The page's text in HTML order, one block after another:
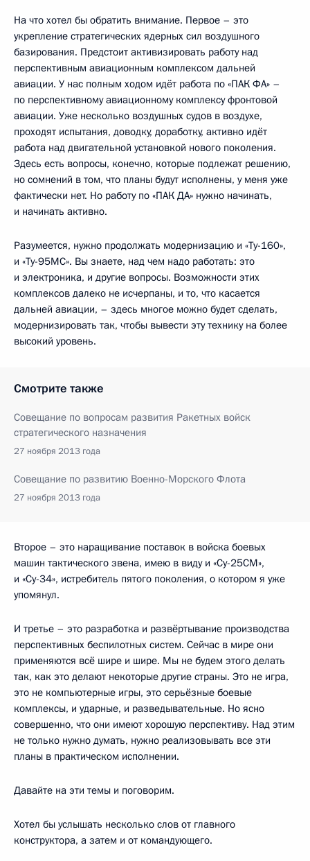
На что хотел бы обратить внимание. Первое – это
укрепление стратегических ядерных сил воздушного
базирования. Предстоит активизировать работу над
перспективным авиационным комплексом дальней
авиации. У нас полным ходом идёт работа по «ПАК ФА» –
по перспективному авиационному комплексу фронтовой
авиации. Уже несколько воздушных судов в воздухе,
проходят испытания, доводку, доработку, активно идёт
работа над двигательной установкой нового поколения.
Здесь есть вопросы, конечно, которые подлежат решению,
но сомнений в том, что планы будут исполнены, у меня уже
фактически нет. Но работу по «ПАК ДА» нужно начинать,
и начинать активно.
Разумеется, нужно продолжать модернизацию и «Ту-160»,
и «Ту-95МС». Вы знаете, над чем надо работать: это
и электроника, и другие вопросы. Возможности этих
комплексов далеко не исчерпаны, и то, что касается
дальней авиации, – здесь многое можно будет сделать,
модернизировать так, чтобы вывести эту технику на более
высокий уровень.
Смотрите также
Совещание по вопросам развития Ракетных войск
стратегического назначения
27 ноября 2013 года
Совещание по развитию Военно-Морского Флота
27 ноября 2013 года
Второе – это наращивание поставок в войска боевых
машин тактического звена, имею в виду и «Су-25СМ»,
и «Су-34», истребитель пятого поколения, о котором я уже
упомянул.
И третье – это разработка и развёртывание производства
перспективных беспилотных систем. Сейчас в мире они
применяются всё шире и шире. Мы не будем этого делать
так, как это делают некоторые другие страны. Это не игра,
это не компьютерные игры, это серьёзные боевые
комплексы, и ударные, и разведывательные. Но ясно
совершенно, что они имеют хорошую перспективу. Над этим
не только нужно думать, нужно реализовывать все эти
планы в практическом исполнении.
Давайте на эти темы и поговорим.
Хотел бы услышать несколько слов от главного
конструктора, а затем и от командующего.